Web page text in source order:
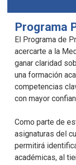
Programa
El Programa de
acercarte a la
ganar claridad
una formación
competencias
con mayor
Como parte de
asignaturas del
permitirá
académicas, al